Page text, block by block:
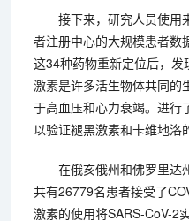
接下来，研究人员使用
者注册中心的大规模患者数
这34种药物重新定位后，
激素是许多活生物体共同的
于高血压和心力衰竭。进行
以验证褪黑激素和卡维地洛
在俄亥俄州和佛罗里达
共有26779名患者接受了
激素的使用将SARS-CoV-2